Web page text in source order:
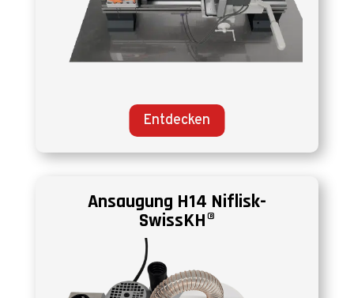
Entdecken
Ansaugung H14 Niflisk-
SwissKH®